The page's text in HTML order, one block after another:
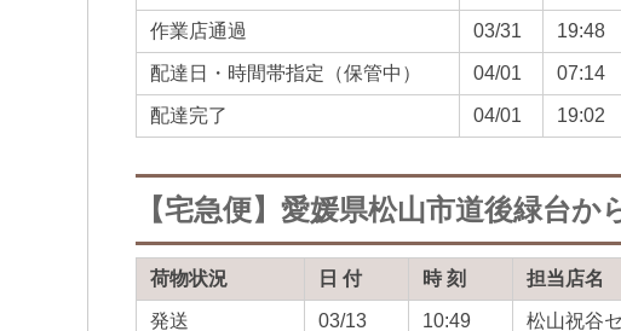
作業店通過 03/31 19:48
配達日・時間帯指定（保管中） 04/01 07:14
配達完了 04/01 19:02
【宅急便】愛媛県松山市道後緑台か
荷物状況 日 付 時 刻 担当店名
発送 03/13 10:49 松山祝谷